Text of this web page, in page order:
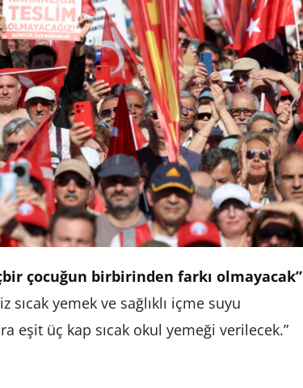
çocuğun birbirinden farkı olmayacak”
yemek ve sağlıklı içme suyu
eşit üç kap sıcak okul yemeği verilecek.”